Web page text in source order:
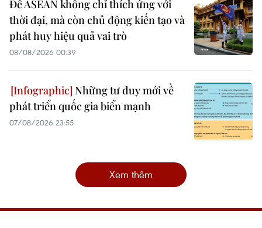
Để ASEAN không chỉ thích ứng với
thời đại, mà còn chủ động kiến tạo và
phát huy hiệu quả vai trò
08/08/2026 00:39
Những tư duy mới về
phát triển quốc gia biển mạnh
07/08/2026 23:55
Xem thêm